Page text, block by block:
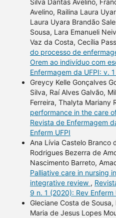
Silva Dantas Avelino,
Avelino, Railina Laura
Laura Uyara Brandão
Sousa, Lara Emanueli
Vaz da Costa, Cecília
do processo de
Orem ao indivíduo com
Enfermagem da UFPI: v.
Greycy Kelle Gonçalves
Silva, Raí Alves Galvão,
Ferreira, Thalyta Mariany
performance in the care
Revista de Enfermagem
Enferm UFPI
Ana Lívia Castelo Branco
Rodrigues Bezerra de
Nascimento Barreto,
Palliative care in nursing
integrative review ,
9 n. 1 (2020): Rev Enferm
Gleciane Costa de
Maria de Jesus Lopes